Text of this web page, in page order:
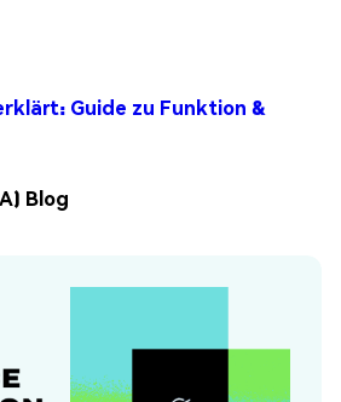
Guide zu Funktion &
Blog